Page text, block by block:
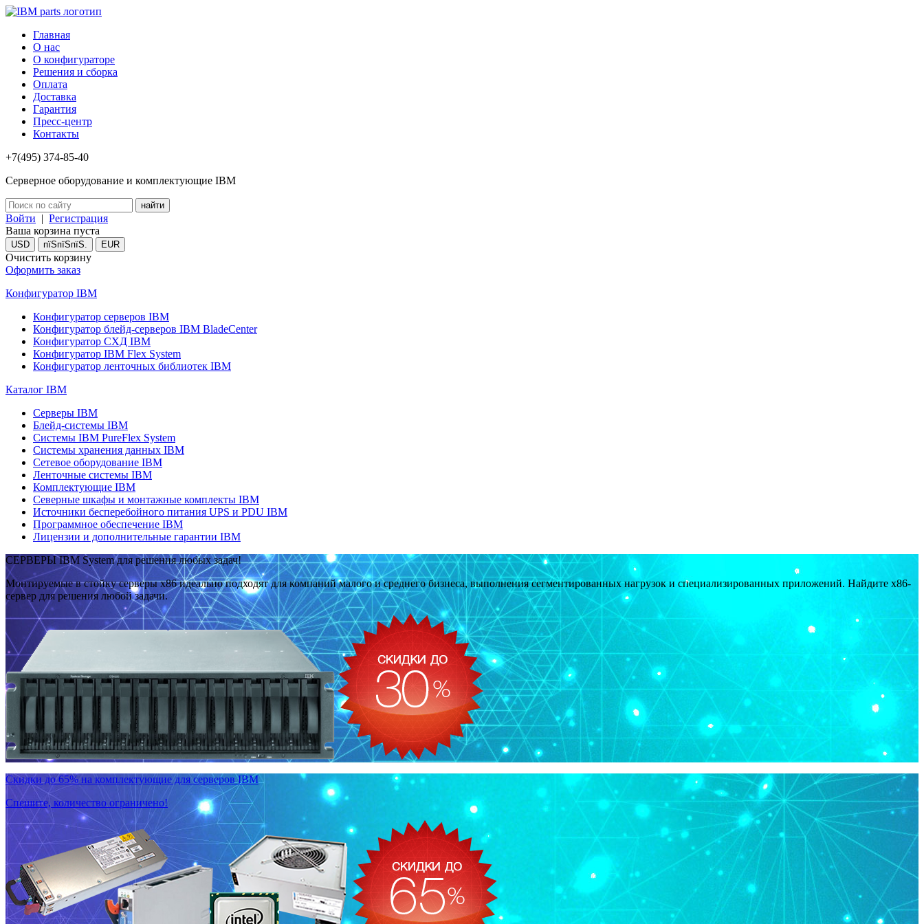
Главная
О нас
О конфигураторе
Решения и сборка
Оплата
Доставка
Гарантия
Пресс-центр
Контакты
+7(495) 374-85-40
Серверное оборудование и комплектующие IBM
Войти | Регистрация
Ваша корзина пуста
USD пїЅпїЅпїЅ. EUR
Очистить корзину
Оформить заказ
Конфигуратор IBM
Конфигуратор серверов IBM
Конфигуратор блейд-серверов IBM BladeCenter
Конфигуратор СХД IBM
Конфигуратор IBM Flex System
Конфигуратор ленточных библиотек IBM
Каталог IBM
Серверы IBM
Блейд-системы IBM
Системы IBM PureFlex System
Системы хранения данных IBM
Сетевое оборудование IBM
Ленточные системы IBM
Комплектующие IBM
Северные шкафы и монтажные комплекты IBM
Источники бесперебойного питания UPS и PDU IBM
Программное обеспечение IBM
Лицензии и дополнительные гарантии IBM
СЕРВЕРЫ IBM System для решения любых задач!
Монтируемые в стойку серверы x86 идеально подходят для компаний малого и среднего бизнеса, выполнения сегментированных нагрузок и специализированных приложений. Найдите x86-
сервер для решения любой задачи.
Скидки до 65% на комплектующие для серверов IBM
Спешите, количество ограничено!